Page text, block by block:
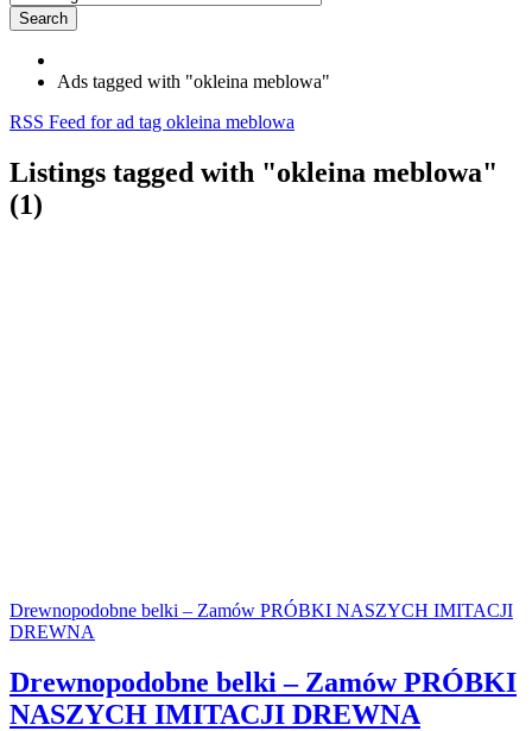
Search
Ads tagged with "okleina meblowa"
RSS Feed for ad tag okleina meblowa
Listings tagged with "okleina meblowa"
(1)
Drewnopodobne belki – Zamów PRÓBKI NASZYCH IMITACJI
DREWNA
Drewnopodobne belki – Zamów PRÓBKI
NASZYCH IMITACJI DREWNA